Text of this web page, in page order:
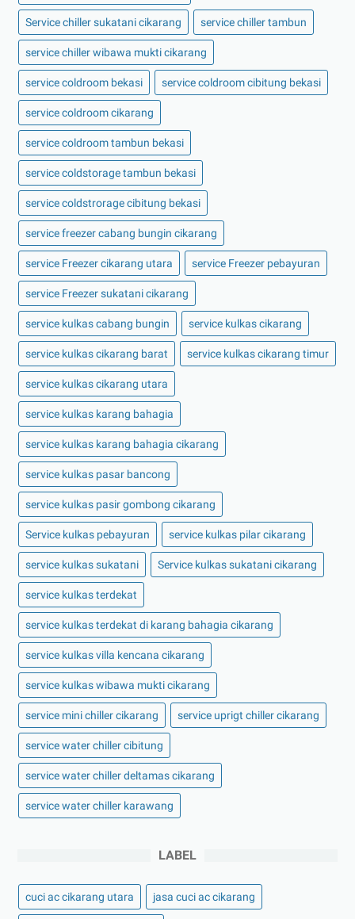
Service chiller sukatani cikarang service chiller tambun
service chiller wibawa mukti cikarang
service coldroom bekasi service coldroom cibitung bekasi
service coldroom cikarang
service coldroom tambun bekasi
service coldstorage tambun bekasi
service coldstrorage cibitung bekasi
service freezer cabang bungin cikarang
service Freezer cikarang utara service Freezer pebayuran
service Freezer sukatani cikarang
service kulkas cabang bungin service kulkas cikarang
service kulkas cikarang barat service kulkas cikarang timur
service kulkas cikarang utara
service kulkas karang bahagia
service kulkas karang bahagia cikarang
service kulkas pasar bancong
service kulkas pasir gombong cikarang
Service kulkas pebayuran service kulkas pilar cikarang
service kulkas sukatani Service kulkas sukatani cikarang
service kulkas terdekat
service kulkas terdekat di karang bahagia cikarang
service kulkas villa kencana cikarang
service kulkas wibawa mukti cikarang
service mini chiller cikarang service uprigt chiller cikarang
service water chiller cibitung
service water chiller deltamas cikarang
service water chiller karawang
LABEL
cuci ac cikarang utara jasa cuci ac cikarang